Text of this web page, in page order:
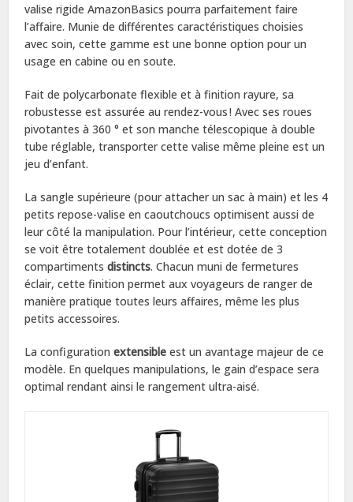
valise rigide AmazonBasics pourra parfaitement faire
l’affaire. Munie de différentes caractéristiques choisies
avec soin, cette gamme est une bonne option pour un
usage en cabine ou en soute.
Fait de polycarbonate flexible et à finition rayure, sa
robustesse est assurée au rendez-vous ! Avec ses roues
pivotantes à 360 ° et son manche télescopique à double
tube réglable, transporter cette valise même pleine est un
jeu d’enfant.
La sangle supérieure (pour attacher un sac à main) et les 4
petits repose-valise en caoutchoucs optimisent aussi de
leur côté la manipulation. Pour l’intérieur, cette conception
se voit être totalement doublée et est dotée de 3
compartimentsdistincts. Chacun muni de fermetures
éclair, cette finition permet aux voyageurs de ranger de
manière pratique toutes leurs affaires, même les plus
petits accessoires.
La configurationextensible est un avantage majeur de ce
modèle. En quelques manipulations, le gain d’espace sera
optimal rendant ainsi le rangement ultra-aisé.